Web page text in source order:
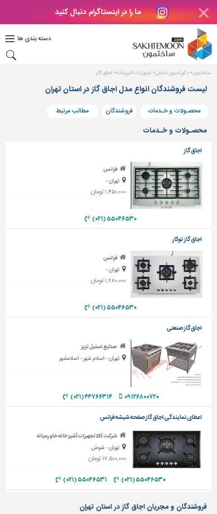
ما را در اینستاگرام دنبال کنید
دسته بندی ها
دکوراسیون
بتن
های
بتنی
و
پنجره
ساختمانی
پله،
نرده
و
حفاظ
کفپوش
و
سنگ
سرویس
بهداشتی
ابزار،یراق
ماشین
آلات
برقی،روشنایی،ایمنی
محوطه
سازی
و
ساخت
و
ساز
تاسیسات
ساختمان
شهرسازی،
ترافیک
سازه
ساختمون دکوراسیون داخلی تجهیزات آشپزخانه اجاق گاز
لیست فروشندگان انواع مدل اجاق گاز در استان تهران
محصـولات و خـدمات فروشندگان مطالب مرتبط
محصـولات و خـدمات
اجاق گاز
فرانس
تهران -
۱,۴۵۰,۰۰۰ تومان
۵۵۰۴۶۵۳۰ (۰۲۱)
اجاق گاز توکار
فرانس
تهران -
۱,۲۸۰,۰۰۰ تومان
۵۵۰۴۶۵۳۰ (۰۲۱)
اجاق گاز صنعتی
صنایع استیل تزپز
تهران - اسلام شهر - اسلامشهر
۰۹۱۲۶۸۰۰۷۲۰ ۴۴۷۶۶۳۱۴ (۰۲۱)
اعطای نمایندگی اجاق گاز صفحه شیشه فرانس
شرکت کالا تجهیزات آشپزخانه خاورمیانه
تهران - شوش
۱۷,۵۰۰,۰۰۰ تومان
۵۵۰۴۶۵۳۰ (۰۲۱) ۵۵۰۴۶۵۳۱ (۰۲۱)
فروشندگان و مجریان اجاق گاز در استان تهران